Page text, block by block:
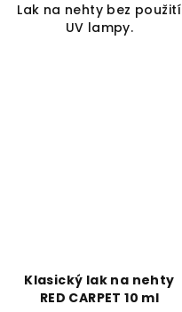
Lak na nehty bez použití
UV lampy.
Klasický lak na nehty
RED CARPET 10 ml